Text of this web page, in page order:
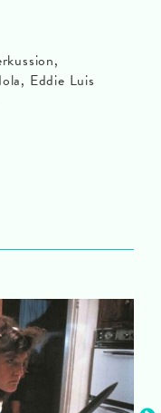
Eddie Luis